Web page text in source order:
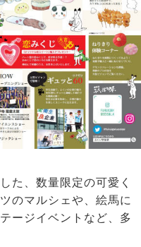
た、数量限定の可愛く
のマルシェや、絵馬に
ージイベントなど、多